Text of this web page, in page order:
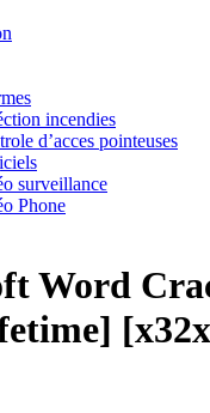
incendies
d’acces pointeuses
surveillance
Phone
Word